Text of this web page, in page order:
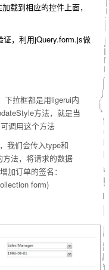
载到相应的控件上面，
，利用jQuery.form.js做
下拉框都是用ligerui内
方法，就是当
调用这个方法
我们会传入type和
法，将请求的数据
加订单的签名：
form)